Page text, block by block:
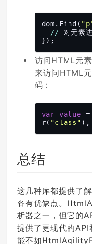
dom.Find(
// 对元素
访问HTML元
来访问HTML
码：
var value =
r( "class"
总结
这几种库都提供了
各有优缺点。
析器之一，但它的
提供了更现代的API
能不如